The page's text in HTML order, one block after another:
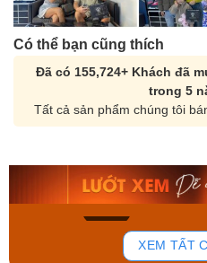
Có thể bạn cũng thích
Đã có 155,724+ Khách đã
trong 5
Tất cả sản phẩm chúng tôi
135
Orient Nam RA-
Mua ngay
XEM TẤT